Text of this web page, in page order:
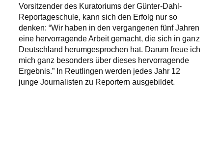
Vorsitzender des Kuratoriums der Günter-Dahl-
Reportageschule, kann sich den Erfolg nur so
denken: “Wir haben in den vergangenen fünf Jahren
eine hervorragende Arbeit gemacht, die sich in ganz
Deutschland herumgesprochen hat. Darum freue ich
mich ganz besonders über dieses hervorragende
Ergebnis.” In Reutlingen werden jedes Jahr 12
junge Journalisten zu Reportern ausgebildet.